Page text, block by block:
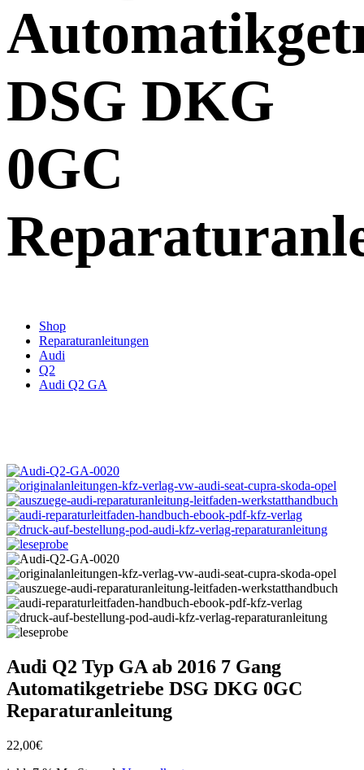
DSG DKG
0GC
Shop
Reparaturanleitungen
Audi
Q2
Audi Q2 GA
Audi Q2 Typ GA ab 2016 7 Gang
Automatikgetriebe DSG DKG 0GC
Reparaturanleitung
22,00€